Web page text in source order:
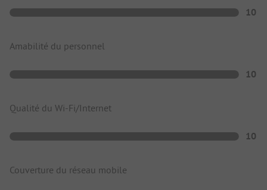
10
Amabilité du personnel
10
Qualité du Wi-Fi/Internet
10
Couverture du réseau mobile